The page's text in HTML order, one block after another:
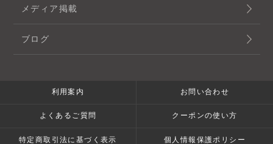
メディア掲載
ブログ
利用案内 お問い合わせ
よくあるご質問 クーポンの使い方
特定商取引法に基づく表示 個人情報保護ポリシー